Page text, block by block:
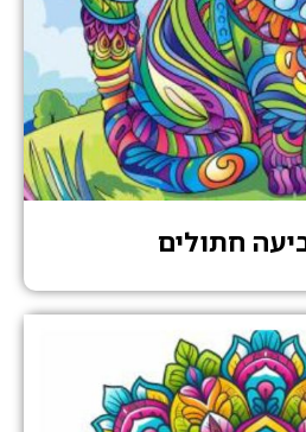
חתולים